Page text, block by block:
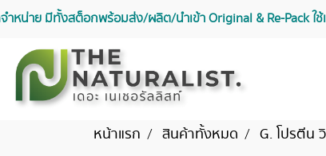
น่าย มีทั้งสต็อกพร้อมส่ง/ผลิต/นำเข้า Original & Re-Pack ใ
หน้าแรก สินค้าทั้งหมด G. โปรตีน